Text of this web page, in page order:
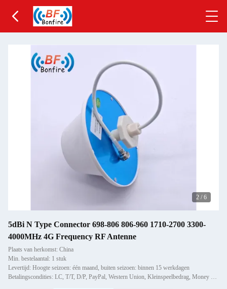
2 / 6
5dBi N Type Connector 698-806 806-960 1710-2700 3300-
4000MHz 4G Frequency RF Antenne
Plaats van herkomst: China
Min. bestelaantal: 1 stuk
Levertijd: Hoogte seizoen: één maand, buiten seizoen: binnen 15 werkdagen
Betalingscondities: LC, T/T, D/P, PayPal, Western Union, Kleinspeelbedrag, Money Gram